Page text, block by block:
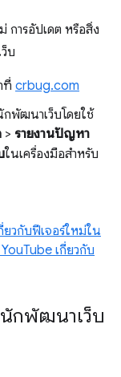
การอัปเดต หรือสิ่ง
บ
ที่ crbug.com
กพัฒนาเว็บโดยใช้
> รายงานปัญหา
ในเครื่องมือสำหรับ
ยวกับฟีเจอร์ใหม่ใน
เกี่ยวกับ
นักพัฒนาเว็บ